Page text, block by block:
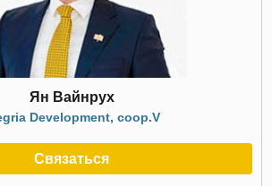
Ян Вайнрух
Development, coop.V
Связаться